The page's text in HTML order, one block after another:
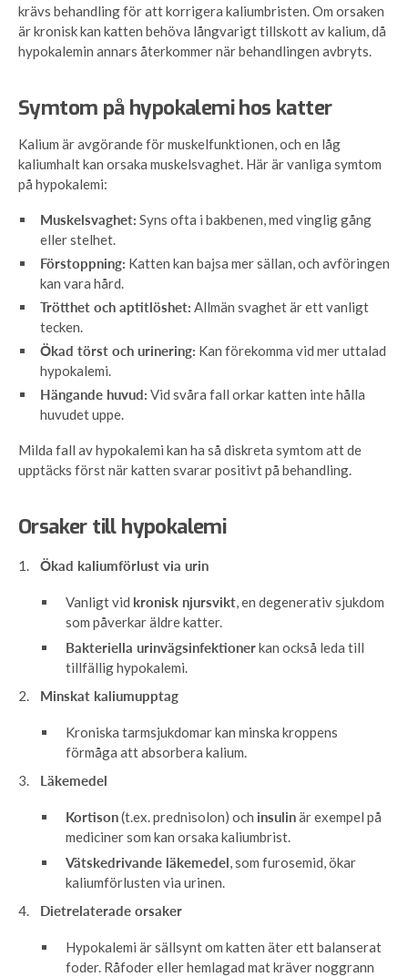
krävs behandling för att korrigera kaliumbristen. Om orsaken
är kronisk kan katten behöva långvarigt tillskott av kalium, då
hypokalemin annars återkommer när behandlingen avbryts.
Symtom på hypokalemi hos katter
Kalium är avgörande för muskelfunktionen, och en låg
kaliumhalt kan orsaka muskelsvaghet. Här är vanliga symtom
på hypokalemi:
Muskelsvaghet: Syns ofta i bakbenen, med vinglig gång
eller stelhet.
Förstoppning: Katten kan bajsa mer sällan, och avföringen
kan vara hård.
Trötthet och aptitlöshet: Allmän svaghet är ett vanligt
tecken.
Ökad törst och urinering: Kan förekomma vid mer uttalad
hypokalemi.
Hängande huvud: Vid svåra fall orkar katten inte hålla
huvudet uppe.
Milda fall av hypokalemi kan ha så diskreta symtom att de
upptäcks först när katten svarar positivt på behandling.
Orsaker till hypokalemi
Ökad kaliumförlust via urin
Vanligt vid kronisk njursvikt, en degenerativ sjukdom
som påverkar äldre katter.
Bakteriella urinvägsinfektionerkan också leda till
tillfällig hypokalemi.
Minskat kaliumupptag
Kroniska tarmsjukdomar kan minska kroppens
förmåga att absorbera kalium.
Läkemedel
Kortison(t.ex. prednisolon) och insulinär exempel på
mediciner som kan orsaka kaliumbrist.
Vätskedrivande läkemedel , som furosemid, ökar
kaliumförlusten via urinen.
Dietrelaterade orsaker
Hypokalemi är sällsynt om katten äter ett balanserat
foder. Råfoder eller hemlagad mat kräver noggrann